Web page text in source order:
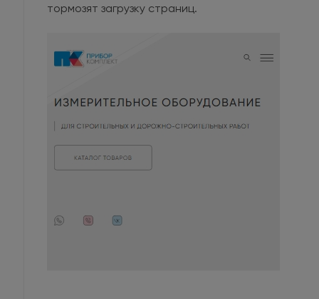
тормозят загрузку страниц.